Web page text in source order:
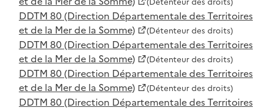
DDTM 80 (Direction Départementale des Territoires
et de la Mer de la Somme)
(Détenteur des droits)
DDTM 80 (Direction Départementale des Territoires
et de la Mer de la Somme)
(Détenteur des droits)
DDTM 80 (Direction Départementale des Territoires
et de la Mer de la Somme)
(Détenteur des droits)
DDTM 80 (Direction Départementale des Territoires